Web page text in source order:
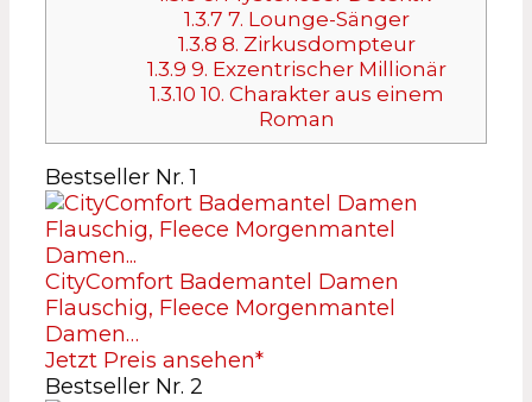
1.3.7 7. Lounge-Sänger
1.3.8 8. Zirkusdompteur
1.3.9 9. Exzentrischer Millionär
1.3.10 10. Charakter aus einem
Roman
Bestseller Nr. 1
CityComfort Bademantel Damen
Flauschig, Fleece Morgenmantel
Damen…
Jetzt Preis ansehen*
Bestseller Nr. 2